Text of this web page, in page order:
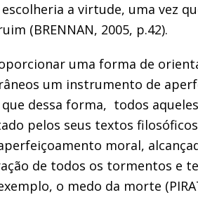
a virtude, uma vez
(BRENNAN, 2005, p.42).
uma forma de
um instrumento de
dessa forma, todos
pelos seus textos
moral,
de todos os tormentos e
o medo da morte